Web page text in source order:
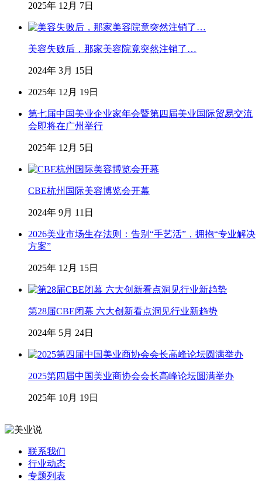
2025年 12月 7日
美容失败后，那家美容院竟突然注销了…
2024年 3月 15日
2025年 12月 19日
第七届中国美业企业家年会暨第四届美业国际贸易交流
会即将在广州举行
2025年 12月 5日
CBE杭州国际美容博览会开幕
2024年 9月 11日
2026美业市场生存法则：告别“手艺活”，拥抱“专业解决
方案”
2025年 12月 15日
第28届CBE闭幕 六大创新看点洞见行业新趋势
2024年 5月 24日
2025第四届中国美业商协会会长高峰论坛圆满举办
2025年 10月 19日
联系我们
行业动态
专题列表